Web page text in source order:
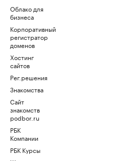
Облако для
бизнеса
Корпоративный
регистратор
доменов
Хостинг
сайтов
Рег.решения
Знакомства
Сайт
знакомств
podbor.ru
РБК
Компании
РБК Курсы